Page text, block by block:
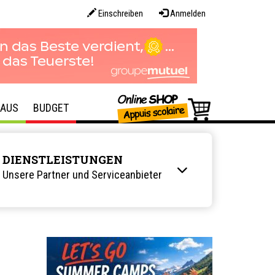
Einschreiben Anmelden
BUDGET
DIENSTLEISTUNGEN
Unsere Partner und Serviceanbieter